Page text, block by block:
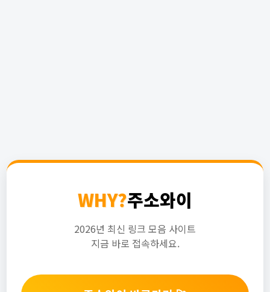
WHY?주소와이
2026년 최신 링크 모음 사이트
지금 바로 접속하세요.